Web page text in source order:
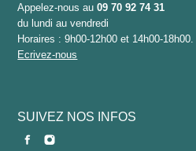
Appelez-nous au09 70 92 74 31
du lundi au vendredi
Horaires : 9h00-12h00 et 14h00-18h00.
Ecrivez-nous
SUIVEZ NOS INFOS